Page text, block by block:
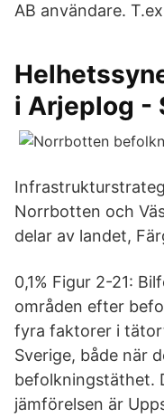
AB användare.
i Arjeplog -
Norrbotten och
delar av landet,
0,1% Figur 2-21:
områden efter
fyra faktorer i
Sverige, både när
befolkningstäthet.
jämförelsen är